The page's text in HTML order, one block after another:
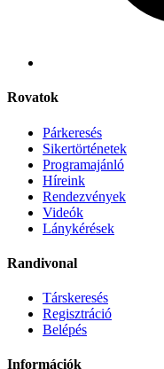
Rovatok
Párkeresés
Sikertörténetek
Programajánló
Híreink
Rendezvények
Videók
Lánykérések
Randivonal
Társkeresés
Regisztráció
Belépés
Információk